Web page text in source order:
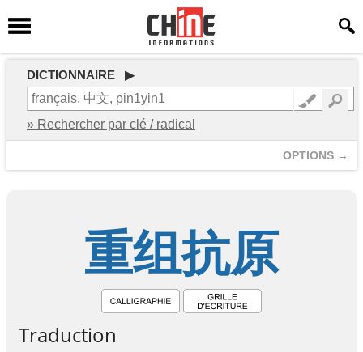
DICTIONNAIRE ▶
» Rechercher par clé / radical
OPTIONS →
重组抗原
Traduction